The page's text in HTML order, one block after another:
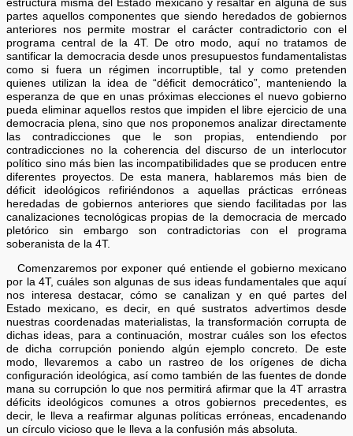
estructura misma del Estado mexicano y resaltar en alguna de sus
partes aquellos componentes que siendo heredados de gobiernos
anteriores nos permite mostrar el carácter contradictorio con el
programa central de la 4T. De otro modo, aquí no tratamos de
santificar la democracia desde unos presupuestos fundamentalistas
como si fuera un régimen incorruptible, tal y como pretenden
quienes utilizan la idea de “déficit democrático”, manteniendo la
esperanza de que en unas próximas elecciones el nuevo gobierno
pueda eliminar aquellos restos que impiden el libre ejercicio de una
democracia plena, sino que nos proponemos analizar directamente
las contradicciones que le son propias, entendiendo por
contradicciones no la coherencia del discurso de un interlocutor
político sino más bien las incompatibilidades que se producen entre
diferentes proyectos. De esta manera, hablaremos más bien de
déficit ideológicos refiriéndonos a aquellas prácticas erróneas
heredadas de gobiernos anteriores que siendo facilitadas por las
canalizaciones tecnológicas propias de la democracia de mercado
pletórico sin embargo son contradictorias con el programa
soberanista de la 4T.
Comenzaremos por exponer qué entiende el gobierno mexicano
por la 4T, cuáles son algunas de sus ideas fundamentales que aquí
nos interesa destacar, cómo se canalizan y en qué partes del
Estado mexicano, es decir, en qué sustratos advertimos desde
nuestras coordenadas materialistas, la transformación corrupta de
dichas ideas, para a continuación, mostrar cuáles son los efectos
de dicha corrupción poniendo algún ejemplo concreto. De este
modo, llevaremos a cabo un rastreo de los orígenes de dicha
configuración ideológica, así como también de las fuentes de donde
mana su corrupción lo que nos permitirá afirmar que la 4T arrastra
déficits ideológicos comunes a otros gobiernos precedentes, es
decir, le lleva a reafirmar algunas políticas erróneas, encadenando
un círculo vicioso que le lleva a la confusión más absoluta.